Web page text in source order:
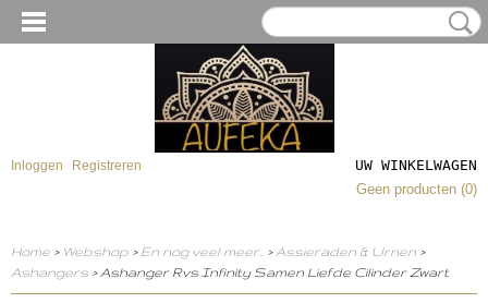
Inloggen Registreren
UW WINKELWAGEN
Geen producten (0)
Home > Webshop > En nog veel meer.. > Assieraden & Urnen >
Ashangers > Ashanger Rvs Infinity Samen Liefde Cilinder Zwart